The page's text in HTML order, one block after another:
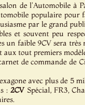
de l'Automobile à
populaire pour
par le grand
et souvent peu
faible 9CV sera
tout premiers
de commande de
avec plus de 5
:2CVSpécial, FR3,